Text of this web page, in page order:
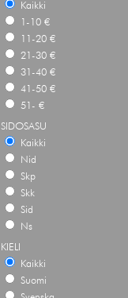
Kaikki
1-10 €
11-20 €
21-30 €
31-40 €
41-50 €
51- €
SIDOSASU
Kaikki
Nid
Skp
Skk
Sid
Ns
KIELI
Kaikki
Suomi